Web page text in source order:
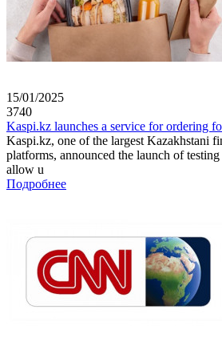
15/01/2025
3740
Kaspi.kz launches a service for ordering
Kaspi.kz, one of the largest Kazakhstani
platforms, announced the launch of
allow u
Подробнее